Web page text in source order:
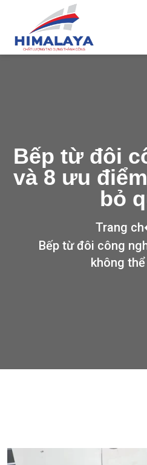
Bếp từ đôi
và 8 ưu
bỏ
Trang
Bếp từ đôi công
không